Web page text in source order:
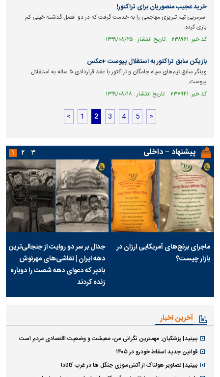
خرید عجیب منصوریان برای تراکتور!
سرمربی تیم تبریزی مهاجمی را به خدمت گرفت که در دو فصل گذشته خیلی کم
بازی کرده.
کد خبر: ۲۳۸۹۶۱ تاریخ انتشار : ۱۳۹۹/۰۸/۲۵
بازیکن سابق تراکتور به استقلال پیوست +عکس
وینگر سابق تیم‌های سیاه جامگان و تراکتور با عقد قراردادی ۵ ساله به استقلال
پیوست.
کد خبر: ۲۳۷۹۴۱ تاریخ انتشار : ۱۳۹۹/۰۸/۱۸
< 1 2 3 4 5 >
پیشنهاد − داخلی
ماجرای برنج‌های آمریکایی ارزان در
بازار چیست؟
جدال بر سر دو روایت از جنجالی‌ترین
دهه ایران | نقاشی‌های مهرنوش
بادپر که دعوای دهه شصت را دوباره
زنده کردند
۱ ۲ ۳
آخرین اخبار
ببینید| پزشکیان: مهمترین نگرانی من، معیشت و وضعیت اقتصادی مردم است
قوانین جدید اسقاط خودرو در ۱۴۰۵
ببینید| تصاویر هولناک از آتش‌سوزی جنگل ها در غرب کانادا